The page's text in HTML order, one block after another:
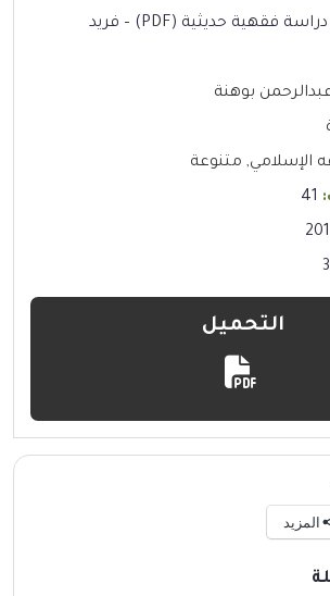
أطول مدة الحمل: دراسة فقهية حديثية (PDF) – فريد
بوهنة
الإسلامي, متنوعة
41
التحميل
المزيد